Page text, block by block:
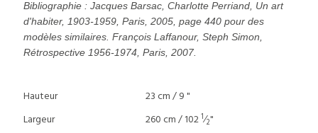
Bibliographie : Jacques Barsac, Charlotte Perriand, Un art
d'habiter, 1903-1959, Paris, 2005, page 440 pour des
modèles similaires. François Laffanour, Steph Simon,
Rétrospective 1956-1974, Paris, 2007.
Hauteur
23 cm / 9 "
Largeur
260 cm / 1021⁄2"